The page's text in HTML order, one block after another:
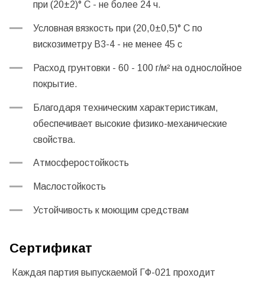
при (20±2)° С - не более 24 ч.
Условная вязкость при (20,0±0,5)° С по
вискозиметру В3-4 - не менее 45 с
Расход грунтовки - 60 - 100 г/м² на однослойное
покрытие.
Благодаря техническим характеристикам,
обеспечивает высокие физико-механические
свойства.
Атмосферостойкость
Маслостойкость
Устойчивость к моющим средствам
Сертификат
Каждая партия выпускаемой ГФ-021 проходит